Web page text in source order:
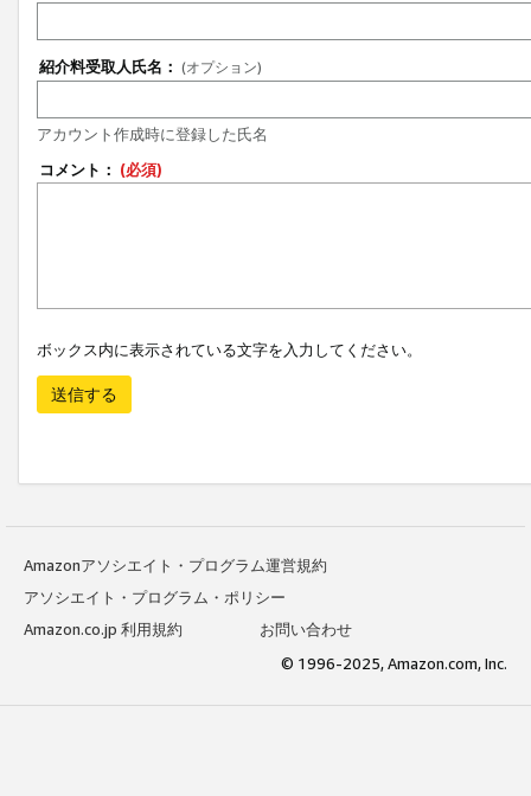
紹介料受取人氏名： (オプション)
アカウント作成時に登録した氏名
コメント： (必須)
ボックス内に表示されている文字を入力してください。
送信する
Amazonアソシエイト・プログラム運営規約
アソシエイト・プログラム・ポリシー
Amazon.co.jp 利用規約
お問い合わせ
© 1996-2025, Amazon.com, Inc.